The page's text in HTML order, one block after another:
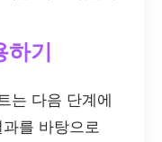
하기
는 다음 단계에
를 바탕으로